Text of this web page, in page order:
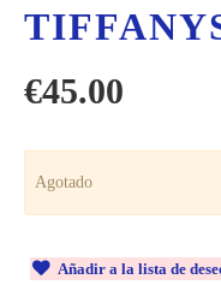
€45.00
Agotado
Añadir a la lista de